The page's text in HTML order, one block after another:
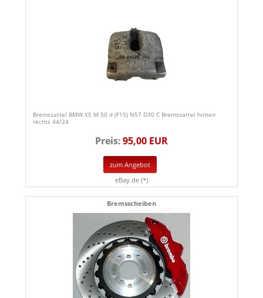
Bremssattel BMW X5 M 50 d (F15) N57 D30 C Bremssattel hinten
rechts 44/24
Preis:95,00 EUR
zum Angebot
eBay.de (*)
Bremsscheiben